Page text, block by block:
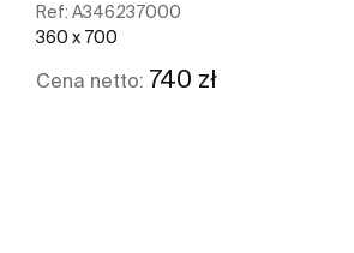
Ref: A346237000
360 x 700
Cena netto: 740 zł